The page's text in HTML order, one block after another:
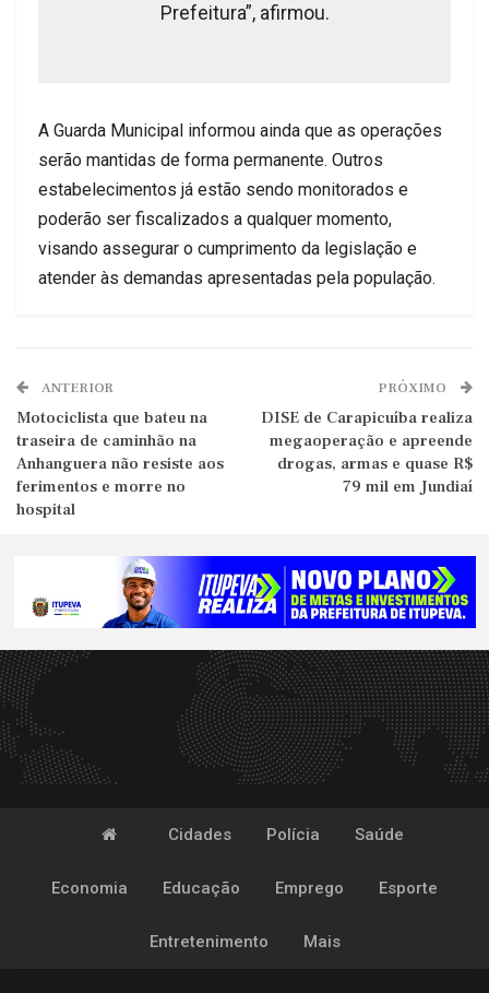
Prefeitura”, afirmou.
A Guarda Municipal informou ainda que as operações
serão mantidas de forma permanente. Outros
estabelecimentos já estão sendo monitorados e
poderão ser fiscalizados a qualquer momento,
visando assegurar o cumprimento da legislação e
atender às demandas apresentadas pela população.
ANTERIOR
Motociclista que bateu na
traseira de caminhão na
Anhanguera não resiste aos
ferimentos e morre no
hospital
PRÓXIMO
DISE de Carapicuíba realiza
megaoperação e apreende
drogas, armas e quase R$
79 mil em Jundiaí
Cidades Polícia Saúde
Economia Educação Emprego Esporte
Entretenimento Mais